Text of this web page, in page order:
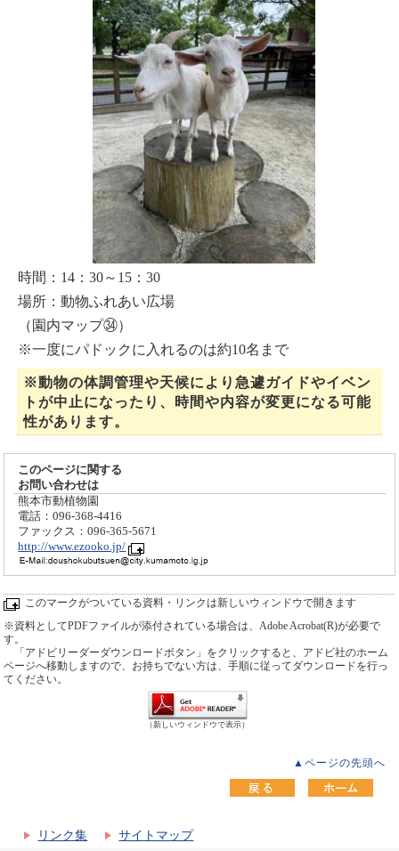
時間：14：30～15：30
場所：動物ふれあい広場
（園内マップ㉞）
※一度にパドックに入れるのは約10名まで
※動物の体調管理や天候により急遽ガイドやイベン
トが中止になったり、時間や内容が変更になる可能
性があります。
このページに関する
お問い合わせは
熊本市動植物園
電話：096-368-4416
ファックス：096-365-5671
http://www.ezooko.jp/
このマークがついている資料・リンクは新しいウィンドウで開きます
※資料としてPDFファイルが添付されている場合は、Adobe Acrobat(R)が必要で
す。
「アドビリーダーダウンロードボタン」をクリックすると、アドビ社のホーム
ページへ移動しますので、お持ちでない方は、手順に従ってダウンロードを行っ
てください。
（新しいウィンドウで表示）
▲ページの先頭へ
リンク集 サイトマップ